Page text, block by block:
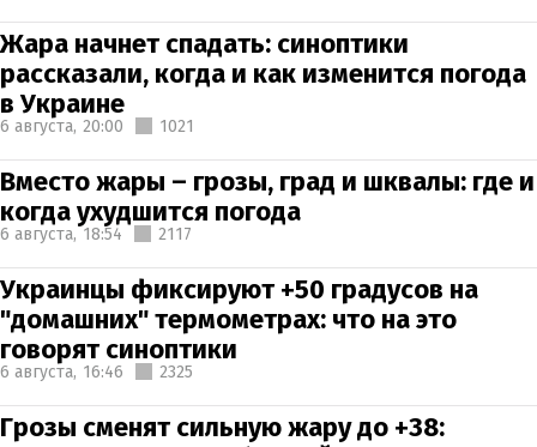
Жара начнет спадать: синоптики
рассказали, когда и как изменится погода
в Украине
6 августа, 20:00 1021
Вместо жары – грозы, град и шквалы: где и
когда ухудшится погода
6 августа, 18:54 2117
Украинцы фиксируют +50 градусов на
"домашних" термометрах: что на это
говорят синоптики
6 августа, 16:46 2325
Грозы сменят сильную жару до +38: